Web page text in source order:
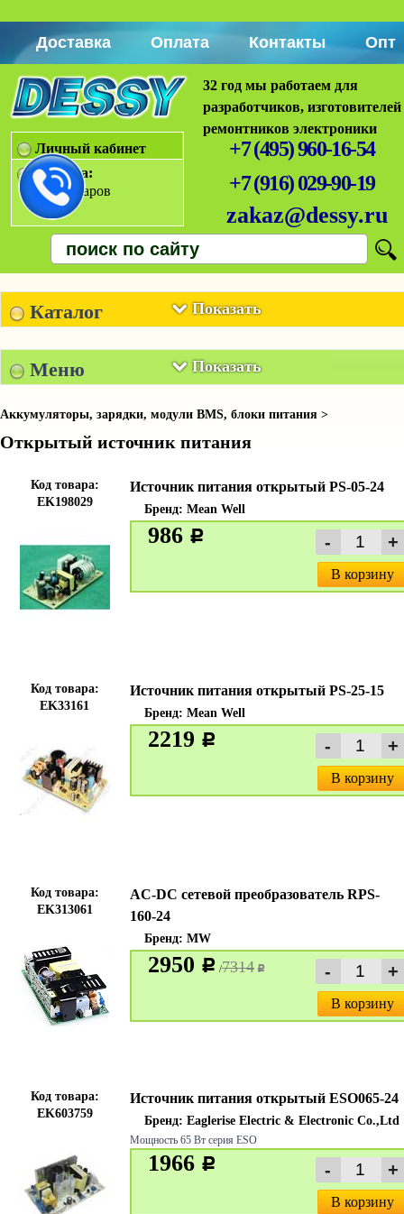
Доставка Оплата Контакты Опт
32 год мы работаем для
разработчиков,
ремонтников электроники
+7 (495) 960-16-54
+7 (916) 029-90-19
zakaz@dessy.ru
Личный кабинет
Корзина:
Нет товаров
Показать
Каталог
Показать
Меню
Аккумуляторы, зарядки, модули BMS, блоки питания >
Открытый источник питания
Код товара:
EK198029
Источник питания открытый PS-05-24
Бренд: Mean Well
986 c
В корзину
Код товара:
EK33161
Источник питания открытый PS-25-15
Бренд: Mean Well
2219 c
В корзину
Код товара:
EK313061
AC-DC сетевой преобразователь RPS-
160-24
Бренд: MW
2950 c /7314 c
В корзину
Код товара:
EK603759
Источник питания открытый ESO065-24
Бренд: Eaglerise Electric & Electronic Co.,Ltd
Мощность 65 Вт серия ESO
1966 c
В корзину